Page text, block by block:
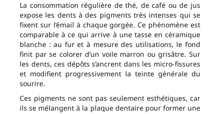
La consommation régulière de thé, de café ou de jus
expose les dents à des pigments très intenses qui se
fixent sur l’émail à chaque gorgée. Ce phénomène est
comparable à ce qui arrive à une tasse en céramique
blanche : au fur et à mesure des utilisations, le fond
finit par se colorer d’un voile marron ou grisâtre. Sur
les dents, ces dépôts s’ancrent dans les micro-fissures
et modifient progressivement la teinte générale du
sourire.
Ces pigments ne sont pas seulement esthétiques, car
ils se mélangent à la plaque dentaire pour former une